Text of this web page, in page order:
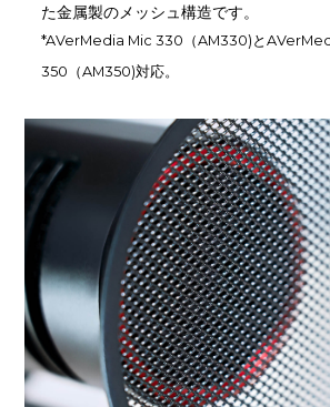
た金属製のメッシュ構造です。
*AVerMedia Mic 330（AM330)と
350（AM350)対応。